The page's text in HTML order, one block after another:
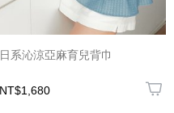
日系沁涼亞麻育兒背巾
NT$1,680